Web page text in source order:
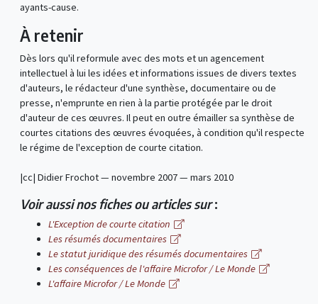
ayants-cause.
À retenir
Dès lors qu'il reformule avec des mots et un agencement
intellectuel à lui les idées et informations issues de divers textes
d'auteurs, le rédacteur d'une synthèse, documentaire ou de
presse, n'emprunte en rien à la partie protégée par le droit
d'auteur de ces œuvres. Il peut en outre émailler sa synthèse de
courtes citations des œuvres évoquées, à condition qu'il respecte
le régime de l'exception de courte citation.
|cc| Didier Frochot — novembre 2007 — mars 2010
Voir aussi nos fiches ou articles sur:
L'Exception de courte citation
Les résumés documentaires
Le statut juridique des résumés documentaires
Les conséquences de l'affaire Microfor / Le Monde
L'affaire Microfor / Le Monde